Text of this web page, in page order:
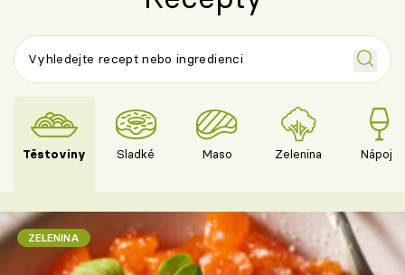
Těstoviny Sladké Maso Zelenina Nápoje
ZELENINA